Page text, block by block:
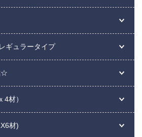
ギュラータイプ
☆
材）
材)